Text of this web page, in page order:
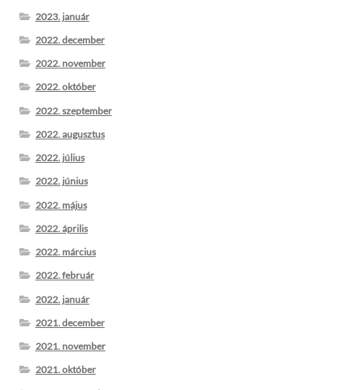
2023. január
2022. december
2022. november
2022. október
2022. szeptember
2022. augusztus
2022. július
2022. június
2022. május
2022. április
2022. március
2022. február
2022. január
2021. december
2021. november
2021. október